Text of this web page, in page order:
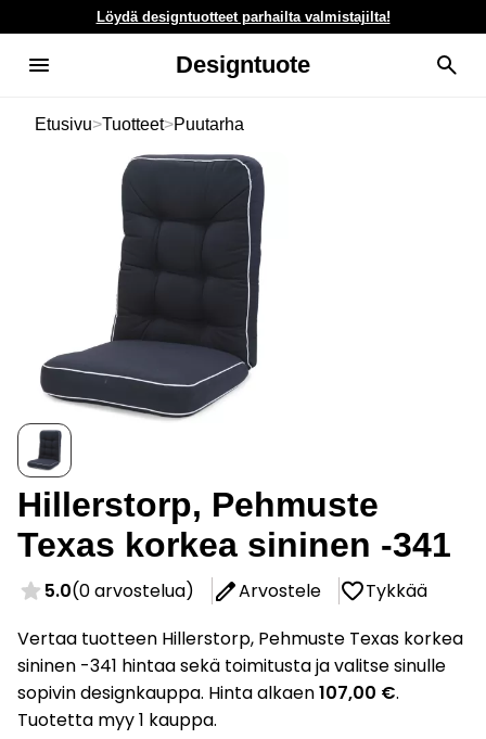
Löydä designtuotteet parhailta valmistajilta!
Designtuote
Etusivu>Tuotteet>Puutarha
Hillerstorp, Pehmuste
Texas korkea sininen -341
5.0(0 arvostelua) Arvostele
Tykkää
Vertaa tuotteen Hillerstorp, Pehmuste Texas korkea
sininen -341 hintaa sekä toimitusta ja valitse sinulle
sopivin designkauppa. Hinta alkaen107,00 €.
Tuotetta myy 1 kauppa.